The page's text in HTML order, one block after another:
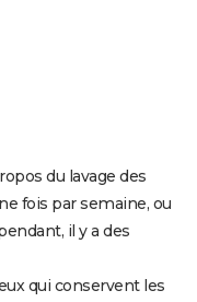
du lavage des
fois par semaine, ou
il y a des
qui conservent les